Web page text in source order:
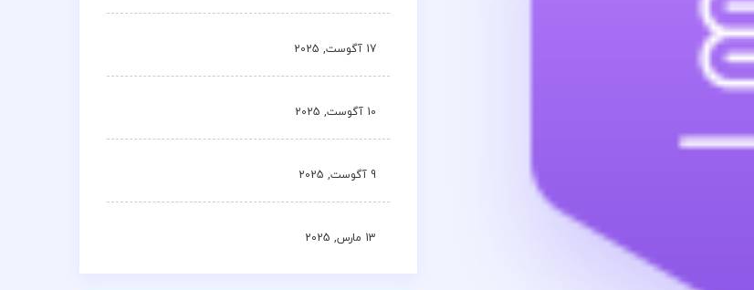
17 آگوست, 2025
10 آگوست, 2025
9 آگوست, 2025
13 مارس, 2025